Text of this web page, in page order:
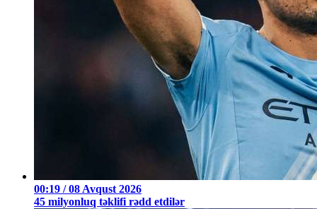
00:19 / 08 Avqust 2026
45 milyonluq təklifi rədd etdilər